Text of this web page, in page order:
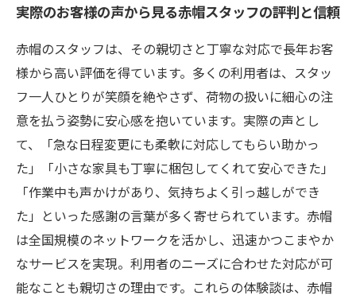
実際のお客様の声から見る赤帽スタッフの評判と信頼
赤帽のスタッフは、その親切さと丁寧な対応で長年お客
様から高い評価を得ています。多くの利用者は、スタッ
フ一人ひとりが笑顔を絶やさず、荷物の扱いに細心の注
意を払う姿勢に安心感を抱いています。実際の声とし
て、「急な日程変更にも柔軟に対応してもらい助かっ
た」「小さな家具も丁寧に梱包してくれて安心できた」
「作業中も声かけがあり、気持ちよく引っ越しができ
た」といった感謝の言葉が多く寄せられています。赤帽
は全国規模のネットワークを活かし、迅速かつこまやか
なサービスを実現。利用者のニーズに合わせた対応が可
能なことも親切さの理由です。これらの体験談は、赤帽